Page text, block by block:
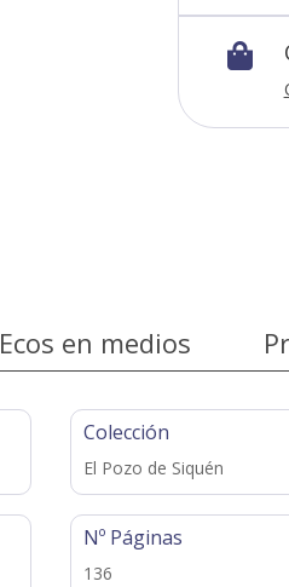

Ecos en medios
Colección
El Pozo de Siquén
Nº Páginas
136